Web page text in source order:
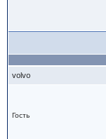
volvo
Гость